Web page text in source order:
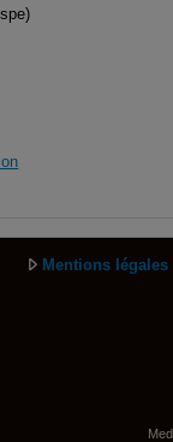
Mentions légales